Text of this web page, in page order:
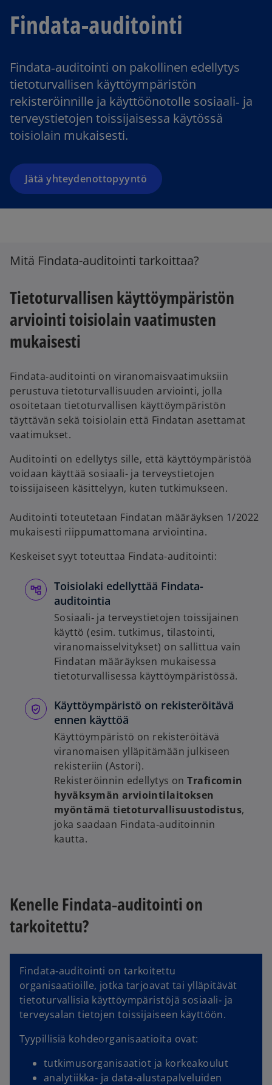
Findata-auditointi
Findata‑auditointi on pakollinen edellytys
tietoturvallisen käyttöympäristön
rekisteröinnille ja käyttöönotolle sosiaali‑ ja
terveystietojen toissijaisessa käytössä
toisiolain mukaisesti.
Jätä yhteydenottopyyntö
Mitä Findata-auditointi tarkoittaa?
Tietoturvallisen käyttöympäristön
arviointi toisiolain vaatimusten
mukaisesti
Findata‑auditointi on viranomaisvaatimuksiin
perustuva tietoturvallisuuden arviointi, jolla
osoitetaan tietoturvallisen käyttöympäristön
täyttävän sekä toisiolain että Findatan asettamat
vaatimukset.
Auditointi on edellytys sille, että käyttöympäristöä
voidaan käyttää sosiaali- ja terveystietojen
toissijaiseen käsittelyyn, kuten tutkimukseen.
Auditointi toteutetaan Findatan määräyksen 1/2022
mukaisesti riippumattomana arviointina.
Keskeiset syyt toteuttaa Findata-auditointi:
Toisiolaki edellyttää Findata-
auditointia
Sosiaali‑ ja terveystietojen toissijainen
käyttö (esim. tutkimus, tilastointi,
viranomais­selvitykset) on sallittua vain
Findatan määräyksen mukaisessa
tietoturvallisessa käyttöympäristössä.
Käyttöympäristö on rekisteröitävä
ennen käyttöä
Käyttöympäristö on rekisteröitävä
viranomaisen ylläpitämään julkiseen
rekisteriin (Astori).
Rekisteröinnin edellytys onTraficomin
hyväksymän arviointilaitoksen
myöntämä tietoturvallisuustodistus,
joka saadaan Findata‑auditoinnin
kautta.
Kenelle Findata‑auditointi on
tarkoitettu?
Findata‑auditointi on tarkoitettu
organisaatioille, jotka tarjoavat tai ylläpitävät
tietoturvallisia käyttöympäristöjä sosiaali‑ ja
terveysalan tietojen toissijaiseen käyttöön.
Tyypillisiä kohdeorganisaatioita ovat:
tutkimusorganisaatiot ja korkeakoulut
analytiikka‑ ja data‑alustapalveluiden